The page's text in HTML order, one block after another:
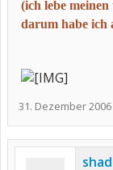
(ich lebe
darum habe ich
31. Dezember 2006